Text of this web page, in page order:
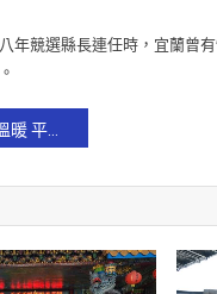
年競選縣長連任時，宜蘭曾
影音新聞】